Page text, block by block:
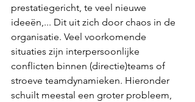
prestatiegericht, te veel nieuwe
ideeën,... Dit uit zich door chaos in de
organisatie. Veel voorkomende
situaties zijn interpersoonlijke
conflicten binnen (directie)teams of
stroeve teamdynamieken. Hieronder
schuilt meestal een groter probleem,